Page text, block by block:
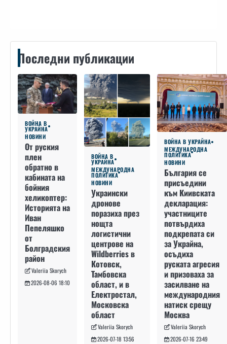
Последни публикации
ВОЙНА В
УКРАЙНА
НОВИНИ
От руския
плен
обратно в
кабината на
бойния
хеликоптер:
Историята на
Иван
Пепеляшко
от
Болградския
район
Valeriia Skorych
2026-08-06 18:10
ВОЙНА В
УКРАЙНА
МЕЖДУНАРОДНА
ПОЛИТИКА
НОВИНИ
Украински
дронове
поразиха през
нощта
логистични
центрове на
Wildberries в
Котовск,
Тамбовска
област, и в
Електростал,
Московска
област
Valeriia Skorych
2026-07-18 13:56
ВОЙНА В УКРАЙНА
МЕЖДУНАРОДНА
ПОЛИТИКА
НОВИНИ
България се
присъедини
към Киивската
декларация:
участниците
потвърдиха
подкрепата си
за Украйна,
осъдиха
руската агресия
и призоваха за
засилване на
международния
натиск срещу
Москва
Valeriia Skorych
2026-07-16 23:49